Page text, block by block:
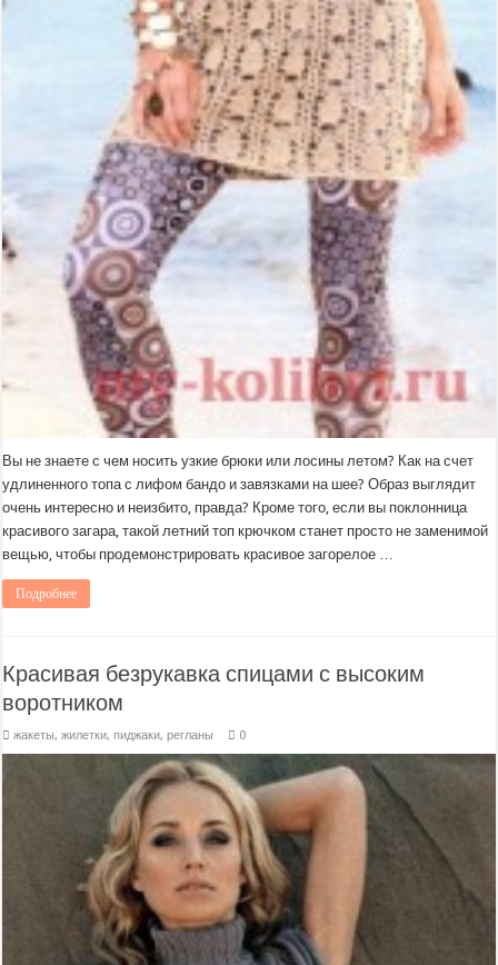
Вы не знаете с чем носить узкие брюки или лосины летом? Как на счет
удлиненного топа с лифом бандо и завязками на шее? Образ выглядит
очень интересно и неизбито, правда? Кроме того, если вы поклонница
красивого загара, такой летний топ крючком станет просто не заменимой
вещью, чтобы продемонстрировать красивое загорелое …
Подробнее
Красивая безрукавка спицами с высоким
воротником
жакеты, жилетки, пиджаки, регланы 0